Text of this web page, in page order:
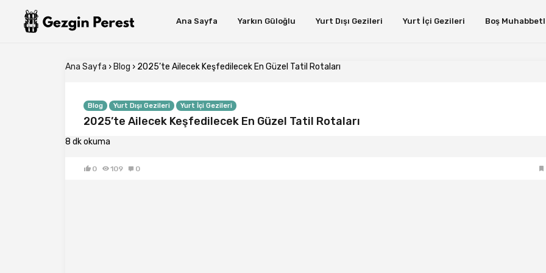
Ana Sayfa Yarkın Güloğlu Yurt Dışı Gezileri Yurt İçi Gezileri Boş
Ana Sayfa › Blog › 2025’te Ailecek Keşfedilecek En Güzel Tatil Rotaları
Blog Yurt Dışı Gezileri Yurt İçi Gezileri
2025’te Ailecek Keşfedilecek En Güzel Tatil Rotaları
8 dk okuma
0 109 0